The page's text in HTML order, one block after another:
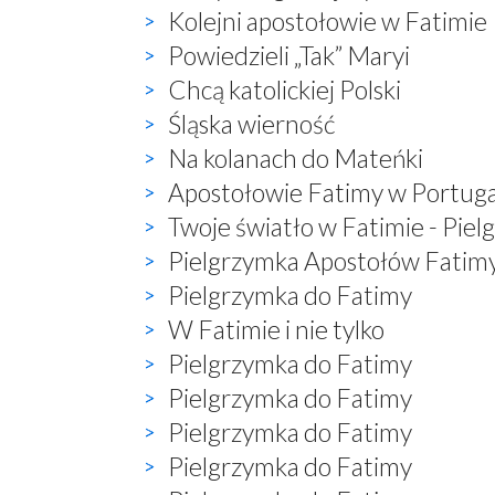
Kolejni apostołowie w Fatimie
Powiedzieli „Tak” Maryi
Chcą katolickiej Polski
Śląska wierność
Na kolanach do Mateńki
Apostołowie Fatimy w
Twoje światło w Fatimie -
Pielgrzymka Apostołów
Pielgrzymka do Fatimy
W Fatimie i nie tylko
Pielgrzymka do Fatimy
Pielgrzymka do Fatimy
Pielgrzymka do Fatimy
Pielgrzymka do Fatimy